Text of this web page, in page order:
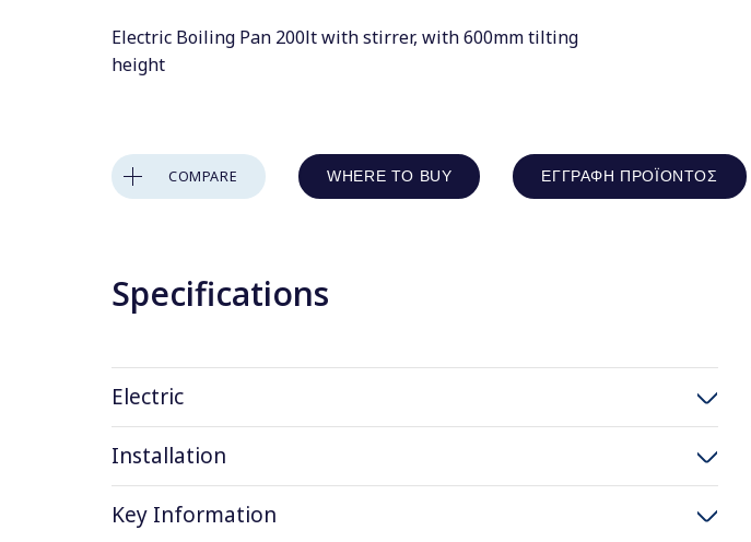
Electric Boiling Pan 200lt with stirrer, with 600mm tilting
height
COMPARE WHERE TO BUY ΕΓΓΡΑΦΉ ΠΡΟΪΌΝΤΟΣ
Specifications
Electric
Installation
Key Information